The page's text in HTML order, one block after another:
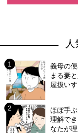
義母の
まる妻
屋扱い
ほぼ手
理解で
なたが